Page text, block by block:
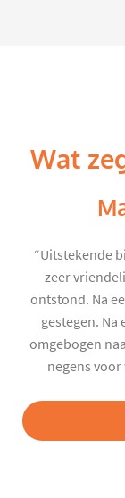
Wat
“Uitstekende
zeer
ontstond. Na
gestegen. Na
omgebogen
negens